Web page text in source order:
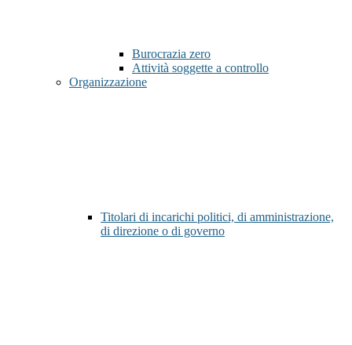
Burocrazia zero
Attività soggette a controllo
Organizzazione
Titolari di incarichi politici, di amministrazione,
di direzione o di governo